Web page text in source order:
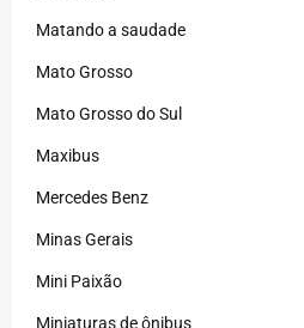
Matando a saudade
Mato Grosso
Mato Grosso do Sul
Maxibus
Mercedes Benz
Minas Gerais
Mini Paixão
Miniaturas de ônibus